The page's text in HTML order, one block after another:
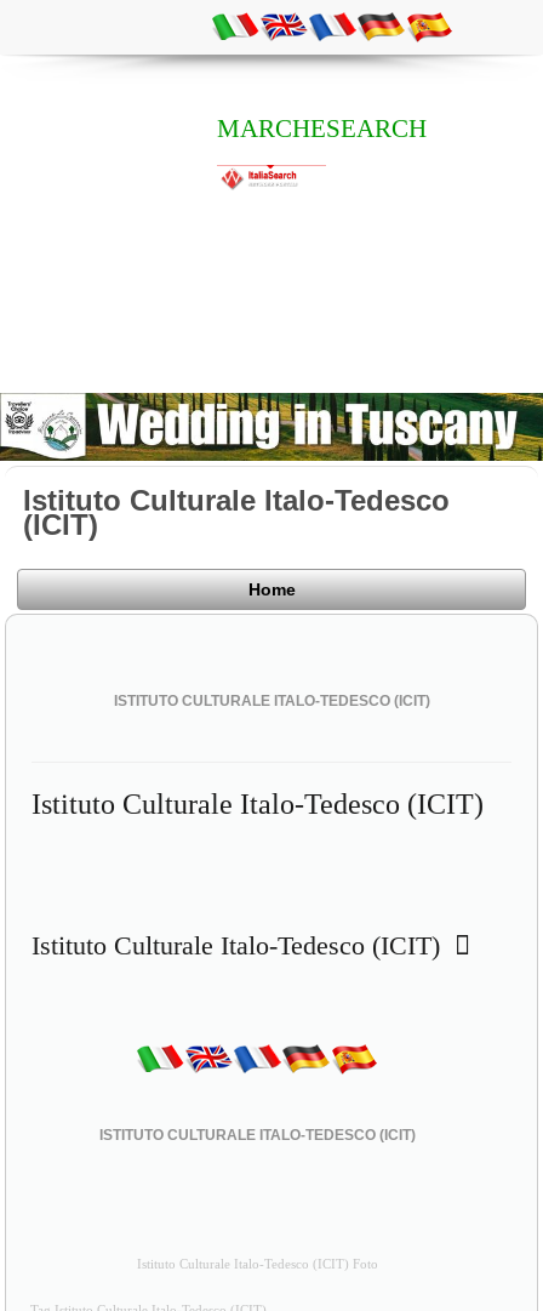
MARCHESEARCH
Istituto Culturale Italo-Tedesco
(ICIT)
Home
ISTITUTO CULTURALE ITALO-TEDESCO (ICIT)
Istituto Culturale Italo-Tedesco (ICIT)
Istituto Culturale Italo-Tedesco (ICIT)
ISTITUTO CULTURALE ITALO-TEDESCO (ICIT)
Istituto Culturale Italo-Tedesco (ICIT) Foto